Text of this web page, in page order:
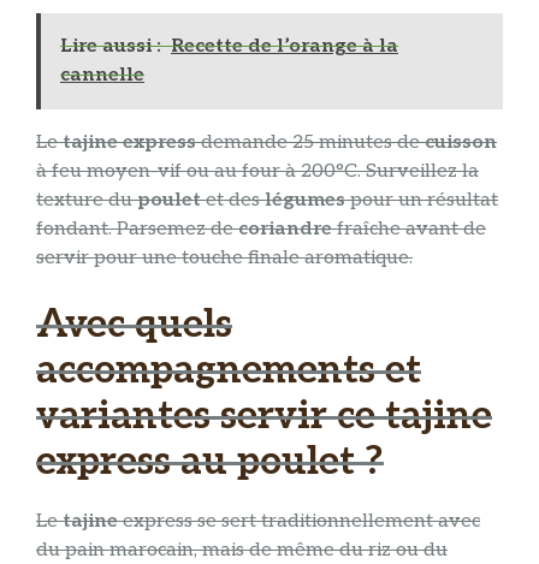
Lire aussi : Recette de l’orange à la
cannelle
Letajine expressdemande 25 minutes decuisson
à feu moyen-vif ou au four à 200°C. Surveillez la
texture dupouletet deslégumespour un résultat
fondant. Parsemez decoriandrefraîche avant de
servir pour une touche finale aromatique.
Avec quels
accompagnements et
variantes servir ce tajine
express au poulet ?
Letajineexpress se sert traditionnellement avec
du pain marocain, mais de même du riz ou du